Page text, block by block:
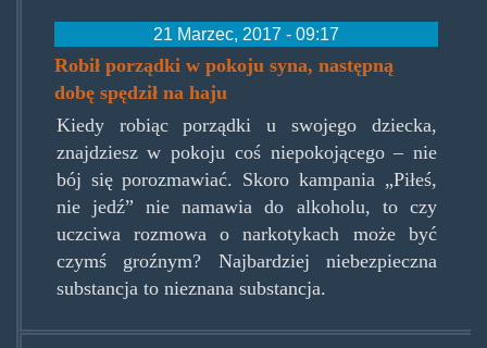
21 Marzec, 2017 - 09:17
Robił porządki w pokoju syna, następną
dobę spędził na haju
Kiedy robiąc porządki u swojego dziecka,
znajdziesz w pokoju coś niepokojącego – nie
bój się porozmawiać. Skoro kampania „Piłeś,
nie jedź” nie namawia do alkoholu, to czy
uczciwa rozmowa o narkotykach może być
czymś groźnym? Najbardziej niebezpieczna
substancja to nieznana substancja.